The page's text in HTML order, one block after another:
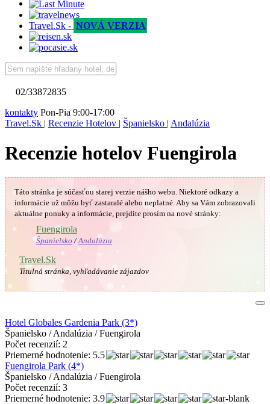
Travel.Sk - NOVÁ VERZIA
02/33872835
kontakty Pon-Pia 9:00-17:00
Travel.Sk | Recenzie Hotelov | Španielsko | Andalúzia
Recenzie hotelov Fuengirola
Táto stránka je súčasťou starej verzie nášho webu. Niektoré odkazy a
informácie už môžu byť zastaralé alebo neplatné.Aby sa Vám zobrazovali
aktuálne ponuky a informácie, prejdite prosím na nové stránky:
Fuengirola
Španielsko /Andalúzia
Travel.Sk
Titulná stránka, vyhľadávanie zájazdov
Hotel Globales Gardenia Park (3*)
Španielsko / Andalúzia / Fuengirola
Počet recenzií: 2
Priemerné hodnotenie: 5.5
Fuengirola Park (4*)
Španielsko / Andalúzia / Fuengirola
Počet recenzií: 3
Priemerné hodnotenie: 3.9